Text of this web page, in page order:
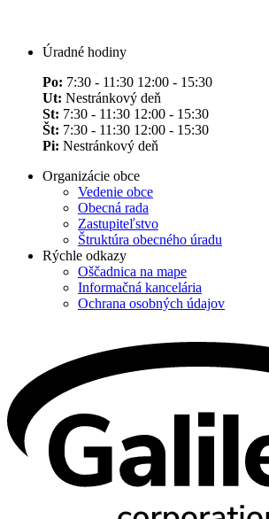
Úradné hodiny
Po: 7:30 - 11:30 12:00 - 15:30
Ut: Nestránkový deň
St: 7:30 - 11:30 12:00 - 15:30
Št: 7:30 - 11:30 12:00 - 15:30
Pi: Nestránkový deň
Organizácie obce
Vedenie obce
Obecná rada
Zastupiteľstvo
Štruktúra obecného úradu
Rýchle odkazy
Oščadnica na mape
Informačná kancelária
Ochrana osobných údajov